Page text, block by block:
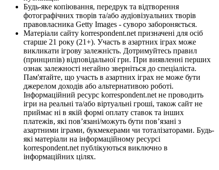
Будь-яке копіювання, передрук та відтворення
фотографічних творів та/або аудіовізуальних творів
правовласника Getty Images - суворо забороняється.
Матеріали сайту korrespondent.net призначені для осіб
старше 21 року (21+). Участь в азартних іграх може
викликати ігрову залежність. Дотримуйтесь правил
(принципів) відповідальної гри. При виявленні перших
ознак залежності негайно зверніться до спеціаліста.
Пам'ятайте, що участь в азартних іграх не може бути
джерелом доходів або альтернативою роботі.
Інформаційний ресурс korrespondent.net не проводить
ігри на реальні та/або віртуальні гроші, також сайт не
приймає ні в якій формі оплату ставок та інших
платежів, які пов’язані/можуть бути пов’язані з
азартними іграми, букмекерами чи тоталізаторами. Будь-
які матеріали на інформаційному ресурсі
korrespondent.net публікуються виключно в
інформаційних цілях.